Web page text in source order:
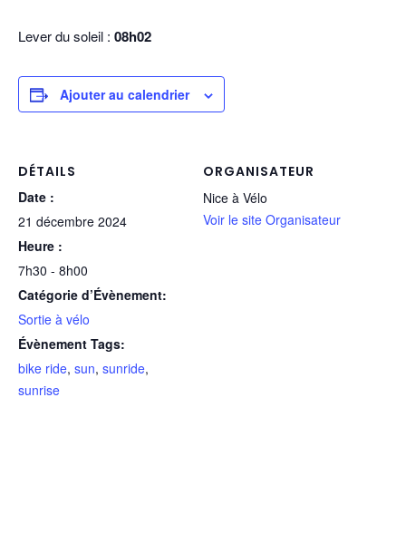
Lever du soleil : 08h02
Ajouter au calendrier
DÉTAILS
Date :
21 décembre 2024
Heure :
7h30 - 8h00
Catégorie d’Évènement:
Sortie à vélo
Évènement Tags:
bike ride, sun, sunride,
sunrise
ORGANISATEUR
Nice à Vélo
Voir le site Organisateur